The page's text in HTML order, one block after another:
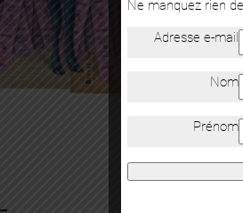
Ne manquez rien
Adresse e-mail
Nom
Prénom